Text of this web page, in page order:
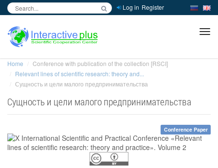
Log in Register
Home
Conference with publication of the collection [RSCI]
Relevant lines of scientific research: theory and...
Сущность и цели малого предпринимательства
Сущность и цели малого предпринимательства
Conference Paper